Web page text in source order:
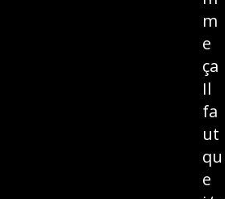
m
e
ça
Il
fa
ut
qu
e